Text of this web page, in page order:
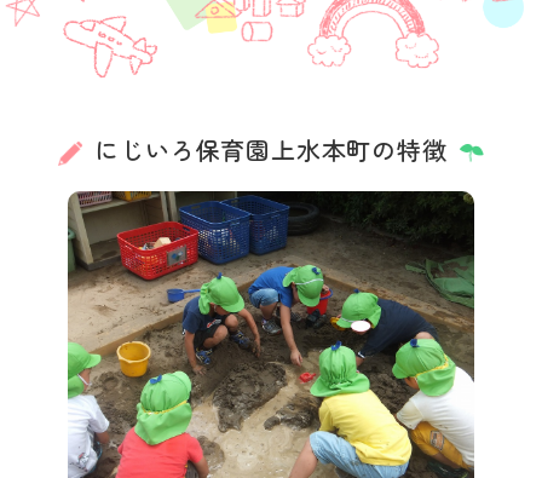
にじいろ保育園上水本町の特徴